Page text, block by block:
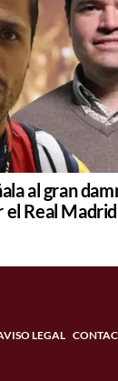
al gran
el Real Madrid
LEGAL